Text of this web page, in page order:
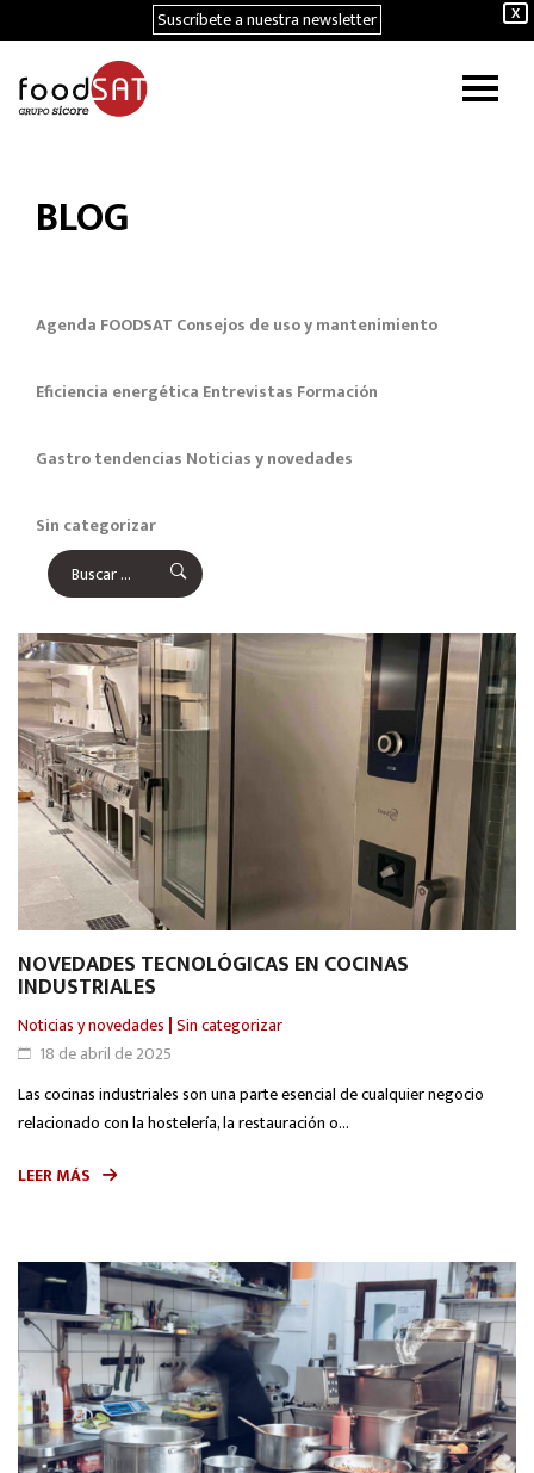
X
Suscríbete a nuestra newsletter
BLOG
Agenda FOODSAT Consejos de uso y mantenimiento
Eficiencia energética Entrevistas Formación
Gastro tendencias Noticias y novedades
Sin categorizar
NOVEDADES TECNOLÓGICAS EN COCINAS
INDUSTRIALES
Noticias y novedades |Sin categorizar
18 de abril de 2025
Las cocinas industriales son una parte esencial de cualquier negocio
relacionado con la hostelería, la restauración o...
LEER MÁS